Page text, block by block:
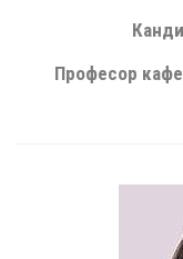
Професор